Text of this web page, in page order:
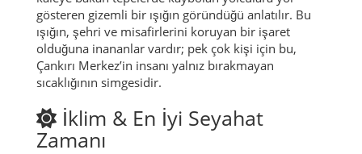
gösteren gizemli bir ışığın göründüğü anlatılır. Bu
ışığın, şehri ve misafirlerini koruyan bir işaret
olduğuna inananlar vardır; pek çok kişi için bu,
Çankırı Merkez’in insanı yalnız bırakmayan
sıcaklığının simgesidir.
İklim & En İyi Seyahat
Zamanı